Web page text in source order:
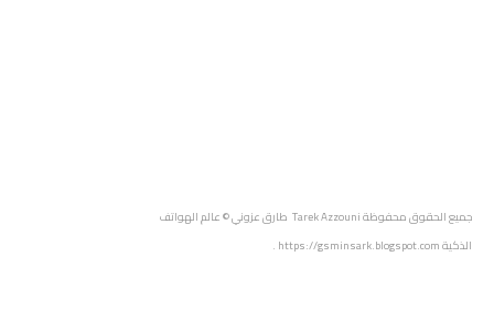
جميع الحقوق محفوظةTarek Azzouni طارق عزوني
© عالم الهواتف
الذكيةhttps://gsminsark.blogspot.com
.